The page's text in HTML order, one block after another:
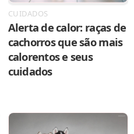
CUIDADOS
Alerta de calor: raças de
cachorros que são mais
calorentos e seus
cuidados